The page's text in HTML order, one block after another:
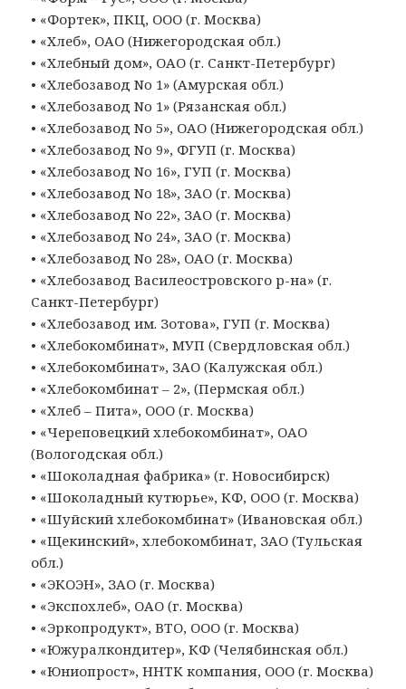
• «Фортек», ПКЦ, ООО (г. Москва)
• «Хлеб», ОАО (Нижегородская обл.)
• «Хлебный дом», ОАО (г. Санкт-Петербург)
• «Хлебозавод No 1» (Амурская обл.)
• «Хлебозавод No 1» (Рязанская обл.)
• «Хлебозавод No 5», ОАО (Нижегородская обл.)
• «Хлебозавод No 9», ФГУП (г. Москва)
• «Хлебозавод No 16», ГУП (г. Москва)
• «Хлебозавод No 18», ЗАО (г. Москва)
• «Хлебозавод No 22», ЗАО (г. Москва)
• «Хлебозавод No 24», ЗАО (г. Москва)
• «Хлебозавод No 28», ОАО (г. Москва)
• «Хлебозавод Василеостровского р-на» (г.
Санкт-Петербург)
• «Хлебозавод им. Зотова», ГУП (г. Москва)
• «Хлебокомбинат», МУП (Свердловская обл.)
• «Хлебокомбинат», ЗАО (Калужская обл.)
• «Хлебокомбинат – 2», (Пермская обл.)
• «Хлеб – Пита», ООО (г. Москва)
• «Череповецкий хлебокомбинат», ОАО
(Вологодская обл.)
• «Шоколадная фабрика» (г. Новосибирск)
• «Шоколадный кутюрье», КФ, ООО (г. Москва)
• «Шуйский хлебокомбинат» (Ивановская обл.)
• «Щекинский», хлебокомбинат, ЗАО (Тульская
обл.)
• «ЭКОЭН», ЗАО (г. Москва)
• «Экспохлеб», ОАО (г. Москва)
• «Эркопродукт», ВТО, ООО (г. Москва)
• «Южуралкондитер», КФ (Челябинская обл.)
• «Юниопрост», ННТК компания, ООО (г. Москва)